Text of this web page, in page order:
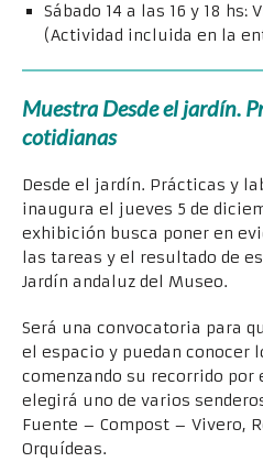
Sábado 14 a las 16 y 18
(Actividad incluida en la
Muestra Desde el jardín.
cotidianas
Desde el jardín. Prácticas y
inaugura el jueves 5 de
exhibición busca poner en
las tareas y el resultado de
Jardín andaluz del Museo.
Será una convocatoria para
el espacio y puedan conocer
comenzando su recorrido por
elegirá uno de varios
Fuente – Compost – Vivero,
Orquídeas.